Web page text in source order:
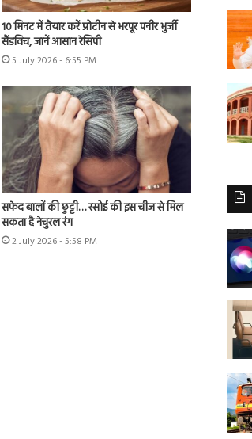
10 मिनट में तैयार करें प्रोटीन से भरपूर पनीर भुर्जी
सैंडविच, जानें आसान रेसिपी
5 July 2026 - 6:55 PM
सफेद बालों की छुट्टी… रसोई की इस चीज से मिल
सकता है नेचुरल रंग
2 July 2026 - 5:58 PM